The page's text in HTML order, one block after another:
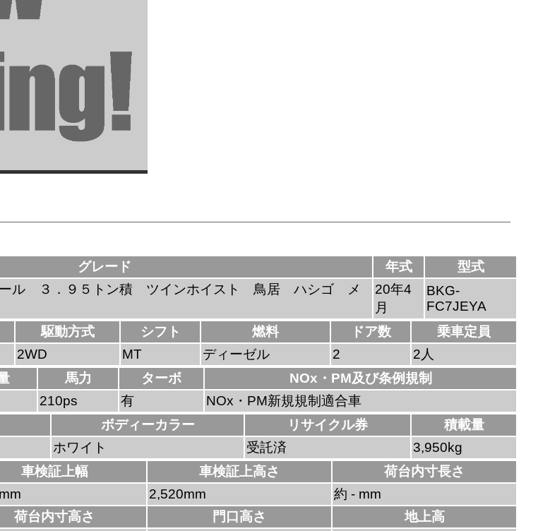
グレード 年式 型式
ル ３．９５トン積 ツインホイスト 鳥居 ハシゴ メ
20年4
月
BKG-
FC7JEYA
駆動方式 シフト 燃料 ドア数
乗車定員
2WD MT ディーゼル 2
2人
馬力 ターボ
NOx・PM及び条例規制
210ps 有
NOx・PM新規規制適合車
ボディーカラー リサイクル券
積載量
ホワイト 受託済
3,950kg
車検証上幅 車検証上高さ
荷台内寸長さ
2,520mm
約 - mm
荷台内寸高さ 門口高さ
地上高